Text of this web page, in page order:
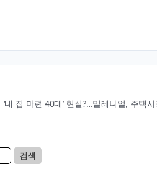
‘내 집 마련 40대’ 현실?…밀레니얼, 주택
검색